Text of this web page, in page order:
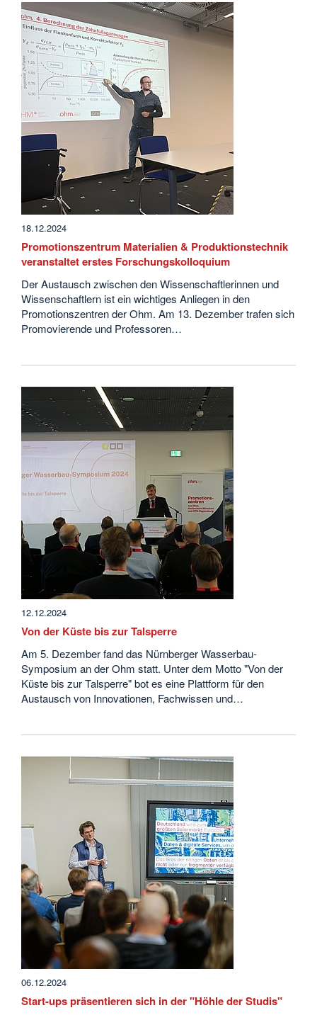
18.12.2024
Promotionszentrum Materialien & Produktionstechnik
veranstaltet erstes Forschungskolloquium
Der Austausch zwischen den Wissenschaftlerinnen und
Wissenschaftlern ist ein wichtiges Anliegen in den
Promotionszentren der Ohm. Am 13. Dezember trafen sich
Promovierende und Professoren…
12.12.2024
Von der Küste bis zur Talsperre
Am 5. Dezember fand das Nürnberger Wasserbau-
Symposium an der Ohm statt. Unter dem Motto "Von der
Küste bis zur Talsperre" bot es eine Plattform für den
Austausch von Innovationen, Fachwissen und…
06.12.2024
Start-ups präsentieren sich in der "Höhle der Studis"